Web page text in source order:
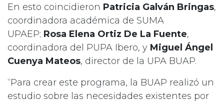
En esto coincidieron Patricia Galván Bringas,
coordinadora académica de SUMA
UPAEP; Rosa Elena Ortiz De La Fuente,
coordinadora del PUPA Ibero, y Miguel Ángel
Cuenya Mateos, director de la UPA BUAP.
“Para crear este programa, la BUAP realizó un
estudio sobre las necesidades existentes por